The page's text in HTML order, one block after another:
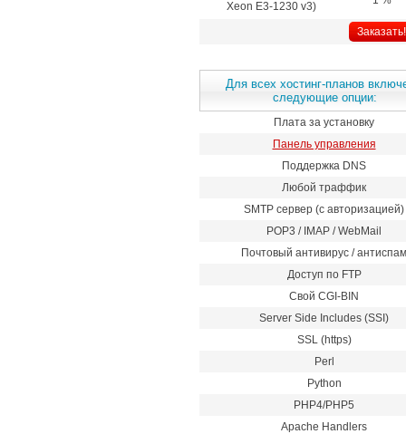
Xeon E3-1230 v3)
Заказать!
Для всех хостинг-планов
следующие опции:
Плата за установку
Панель управления
Поддержка DNS
Любой траффик
SMTP сервер (с авторизацией)
POP3 / IMAP / WebMail
Почтовый антивирус / антиспам
Доступ по FTP
Свой CGI-BIN
Server Side Includes (SSI)
SSL (https)
Perl
Python
PHP4/PHP5
Apache Handlers